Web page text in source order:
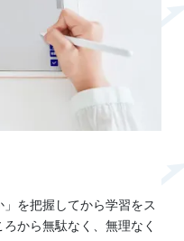
を把握してから学習をス
から無駄なく、無理なく